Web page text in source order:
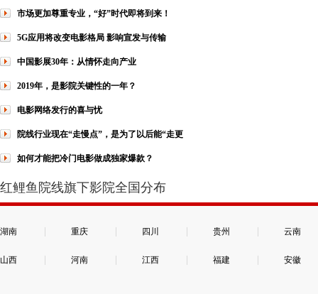
市场更加尊重专业，“好”时代即将到来！
5G应用将改变电影格局 影响宣发与传输
中国影展30年：从情怀走向产业
2019年，是影院关键性的一年？
电影网络发行的喜与忧
院线行业现在“走慢点”，是为了以后能“走更
如何才能把冷门电影做成独家爆款？
红鲤鱼院线旗下影院全国分布
湖南 重庆 四川 贵州 云南
山西 河南 江西 福建 安徽